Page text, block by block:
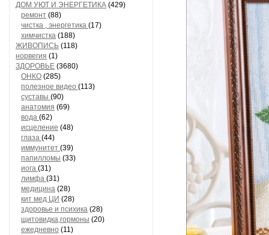
ДОМ УЮТ И ЭНЕРГЕТИКА (429)
ремонт (88)
чистка , энергетика (17)
химчистка (188)
ЖИВОПИСЬ (118)
норвегия (1)
ЗДОРОВЬЕ (3680)
ОНКО (285)
полезное видео (113)
суставы (90)
анатомия (69)
вода (62)
исцеление (48)
глаза (44)
иммунитет (39)
папилломы (33)
иога (31)
лимфа (31)
медицина (28)
кит мед ЦИ (28)
здоровье и психика (28)
щитовидка,гормоны (20)
ежедневно (11)